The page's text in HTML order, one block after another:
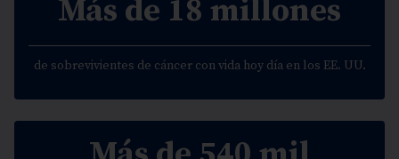
Más de 18 millones
de sobrevivientes de cáncer con vida hoy día en los EE. UU.